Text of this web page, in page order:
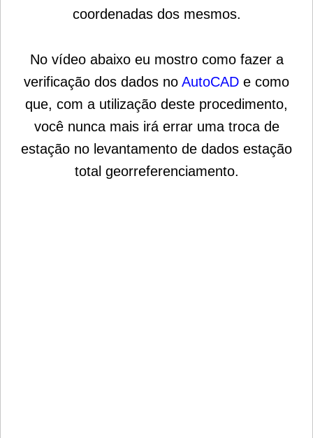
coordenadas dos mesmos.
No vídeo abaixo eu mostro como fazer a
verificação dos dados no AutoCAD e como
que, com a utilização deste procedimento,
você nunca mais irá errar uma troca de
estação no levantamento de dados estação
total georreferenciamento.